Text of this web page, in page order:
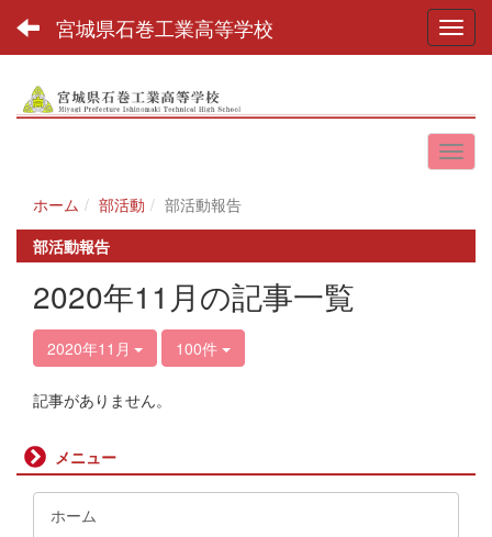
宮城県石巻工業高等学校
ホーム 部活動
部活動報告
部活動報告
2020年11月の記事一覧
2020年11月 100件
記事がありません。
メニュー
ホーム